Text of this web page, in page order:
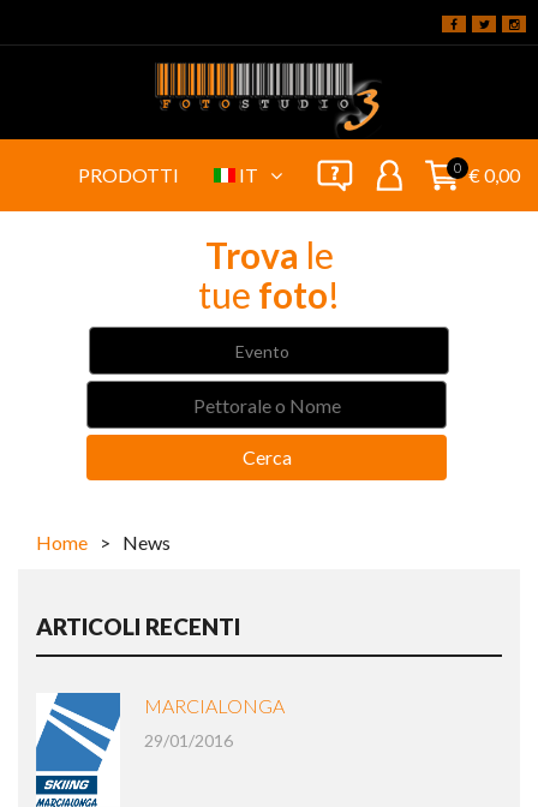
PRODOTTI IT 0 € 0,00
Trova le
tue foto!
Evento
Cerca
Home > News
ARTICOLI RECENTI
MARCIALONGA
29/01/2016